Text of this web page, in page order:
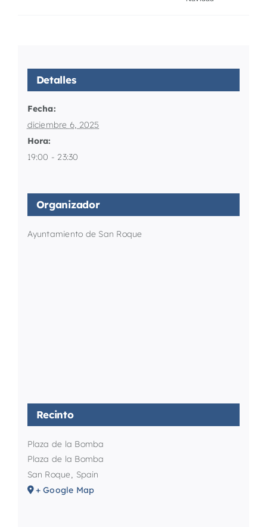
Detalles
Fecha:
diciembre 6, 2025
Hora:
19:00 - 23:30
Organizador
Ayuntamiento de San Roque
Recinto
Plaza de la Bomba
Plaza de la Bomba
San Roque, Spain
+ Google Map